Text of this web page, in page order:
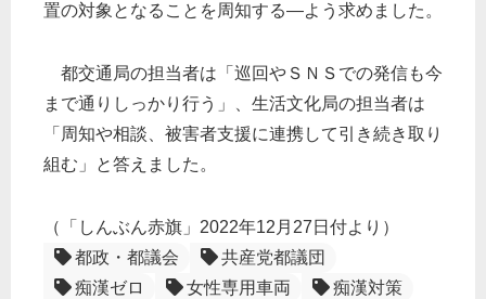
置の対象となることを周知する―よう求めました。
都交通局の担当者は「巡回やＳＮＳでの発信も今
まで通りしっかり行う」、生活文化局の担当者は
「周知や相談、被害者支援に連携して引き続き取り
組む」と答えました。
（「しんぶん赤旗」2022年12月27日付より）
都政・都議会
共産党都議団
痴漢ゼロ
女性専用車両
痴漢対策